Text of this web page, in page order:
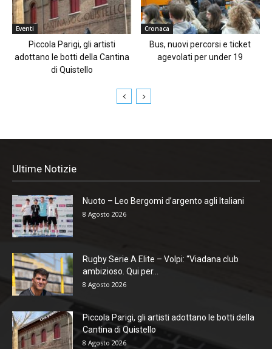
Eventi
Piccola Parigi, gli artisti
adottano le botti della Cantina
di Quistello
Cronaca
Bus, nuovi percorsi e ticket
agevolati per under 19
Ultime Notizie
Nuoto – Leo Bergomi d’argento agli Italiani
8 Agosto 2026
Rugby Serie A Elite – Volpi: “Viadana club
ambizioso. Qui per...
8 Agosto 2026
Piccola Parigi, gli artisti adottano le botti della
Cantina di Quistello
8 Agosto 2026